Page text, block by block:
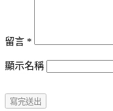
留言 *
顯示名稱